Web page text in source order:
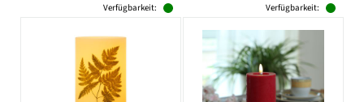
Verfügbarkeit: Verfügbarkeit: